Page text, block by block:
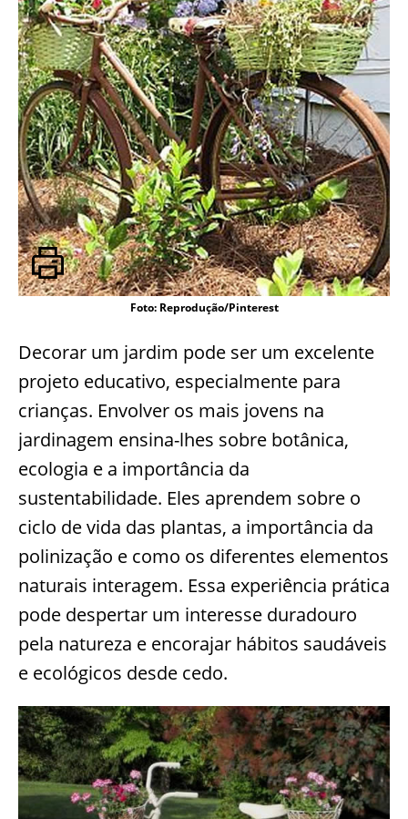
Foto: Reprodução/Pinterest
Decorar um jardim pode ser um excelente
projeto educativo, especialmente para
crianças. Envolver os mais jovens na
jardinagem ensina-lhes sobre botânica,
ecologia e a importância da
sustentabilidade. Eles aprendem sobre o
ciclo de vida das plantas, a importância da
polinização e como os diferentes elementos
naturais interagem. Essa experiência prática
pode despertar um interesse duradouro
pela natureza e encorajar hábitos saudáveis
e ecológicos desde cedo.